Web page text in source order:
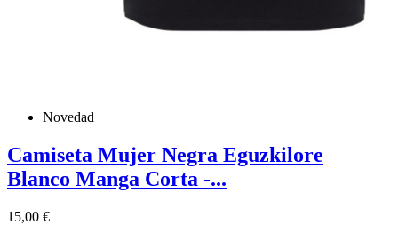
Novedad
Camiseta Mujer Negra Eguzkilore
Blanco Manga Corta -...
Precio
15,00 €